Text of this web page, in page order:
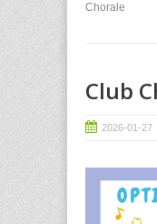
Chorale
Club
2026-01-27